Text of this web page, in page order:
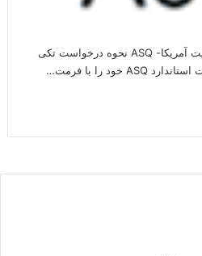
دانلود استانداردهای انجمن کیفیت آمریکا- ASQ نحوه درخواست تکی